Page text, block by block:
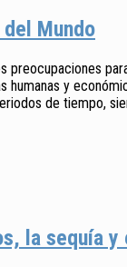
Mundo
preocupaciones
humanas y
de tiempo,
la sequía